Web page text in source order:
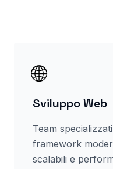
🌐
Sviluppo Web
Team
framework
scalabili e